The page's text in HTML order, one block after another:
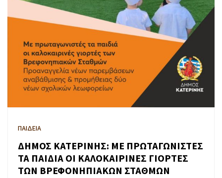
ΠΑΙΔΕΙΑ
ΔΗΜΟΣ ΚΑΤΕΡΙΝΗΣ: ΜΕ ΠΡΩΤΑΓΩΝΙΣΤΕΣ
ΤΑ ΠΑΙΔΙΑ ΟΙ ΚΑΛΟΚΑΙΡΙΝΕΣ ΓΙΟΡΤΕΣ
ΤΩΝ ΒΡΕΦΟΝΗΠΙΑΚΩΝ ΣΤΑΘΜΩΝ